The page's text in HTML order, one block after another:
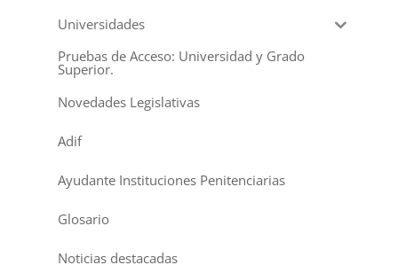
Universidades
Pruebas de Acceso: Universidad y Grado
Superior.
Novedades Legislativas
Adif
Ayudante Instituciones Penitenciarias
Glosario
Noticias destacadas